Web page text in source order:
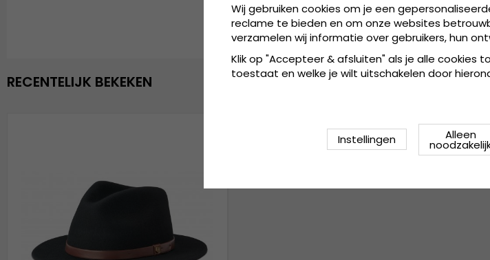
RECENTELIJK BEKEKEN
Wij gebruiken cookies om je een
reclame te bieden en om onze websites
verzamelen wij informatie over gebruikers, hun
Klik op "Accepteer & afsluiten" als je alle cookies
toestaat en welke je wilt uitschakelen door
Instellingen Alleen